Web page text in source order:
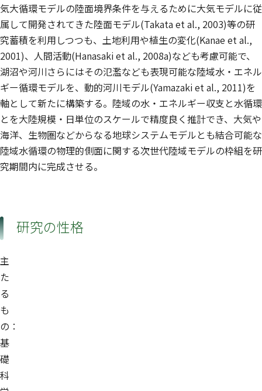
気大循環モデルの陸面境界条件を与えるために大気モデルに従
属して開発されてきた陸面モデル(Takata et al., 2003)等の研
究蓄積を利用しつつも、土地利用や植生の変化(Kanae et al.,
2001)、人間活動(Hanasaki et al., 2008a)なども考慮可能で、
湖沼や河川さらにはその氾濫なども表現可能な陸域水・エネル
ギー循環モデルを、動的河川モデル(Yamazaki et al., 2011)を
軸として新たに構築する。陸域の水・エネルギー収支と水循環
とを大陸規模・日単位のスケールで精度良く推計でき、大気や
海洋、生物圏などからなる地球システムモデルとも結合可能な
陸域水循環の物理的側面に関する次世代陸域モデルの枠組を研
究期間内に完成させる。
研究の性格
主
た
る
も
の：
基
礎
科